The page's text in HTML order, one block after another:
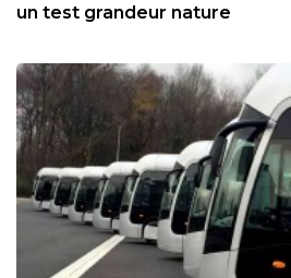
un test grandeur nature